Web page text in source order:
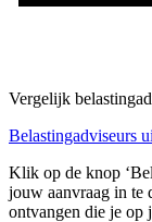
Vergelijk
Belastingadviseurs
Klik op de knop
jouw aanvraag in te
ontvangen die je op